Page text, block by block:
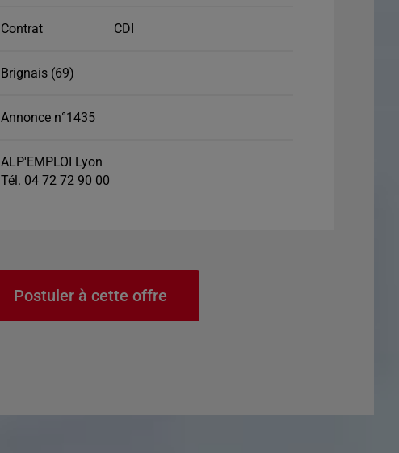
Contrat
CDI
Brignais (69)
Annonce n°1435
ALP'EMPLOI Lyon
Tél. 04 72 72 90 00
Postuler à cette offre